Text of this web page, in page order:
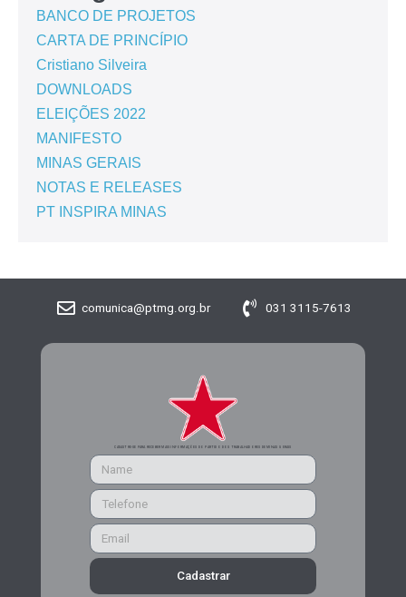
BANCO DE PROJETOS
CARTA DE PRINCÍPIO
Cristiano Silveira
DOWNLOADS
ELEIÇÕES 2022
MANIFESTO
MINAS GERAIS
NOTAS E RELEASES
PT INSPIRA MINAS
comunica@ptmg.org.br 031 3115-7613
CADASTRE-SE PARA RECEBER MAIS INFORMAÇÕES DO PARTIDO DOS TRABALHADORES DE MINAS GERAIS
Cadastrar